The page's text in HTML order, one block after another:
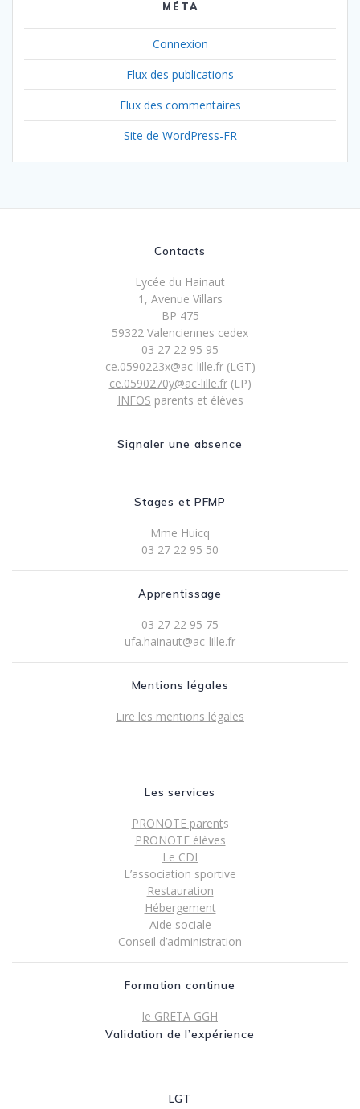
MÉTA
Connexion
Flux des publications
Flux des commentaires
Site de WordPress-FR
Contacts
Lycée du Hainaut
1, Avenue Villars
BP 475
59322 Valenciennes cedex
03 27 22 95 95
ce.0590223x@ac-lille.fr(LGT)
ce.0590270y@ac-lille.fr(LP)
INFOS parents et élèves
Signaler une absence
Stages et PFMP
Mme Huicq
03 27 22 95 50
Apprentissage
03 27 22 95 75
ufa.hainaut@ac-lille.fr
Mentions légales
Lire les mentions légales
Les services
PRONOTE parents
PRONOTE élèves
Le CDI
L’association sportive
Restauration
Hébergement
Aide sociale
Conseil d’administration
Formation continue
le GRETA GGH
Validation de l’expérience
LGT